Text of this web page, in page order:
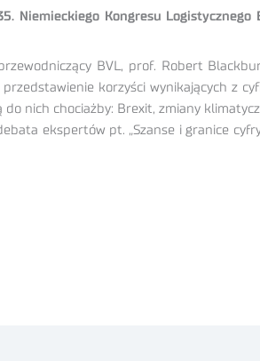
Niemieckiego Kongresu
BVL, prof. Robert
korzyści wynikających z
do nich chociażby: Brexit, zmiany
ekspertów pt. „Szanse i granice